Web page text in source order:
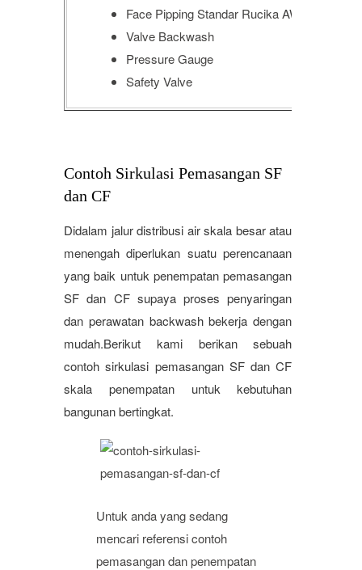
Face Pipping Standar Rucika AW
Valve Backwash
Pressure Gauge
Safety Valve
Contoh Sirkulasi Pemasangan SF
dan CF
Didalam jalur distribusi air skala besar atau
menengah diperlukan suatu perencanaan
yang baik untuk penempatan pemasangan
SF dan CF supaya proses penyaringan
dan perawatan backwash bekerja dengan
mudah.Berikut kami berikan sebuah
contoh sirkulasi pemasangan SF dan CF
skala penempatan untuk kebutuhan
bangunan bertingkat.
Untuk anda yang sedang
mencari referensi contoh
pemasangan dan penempatan